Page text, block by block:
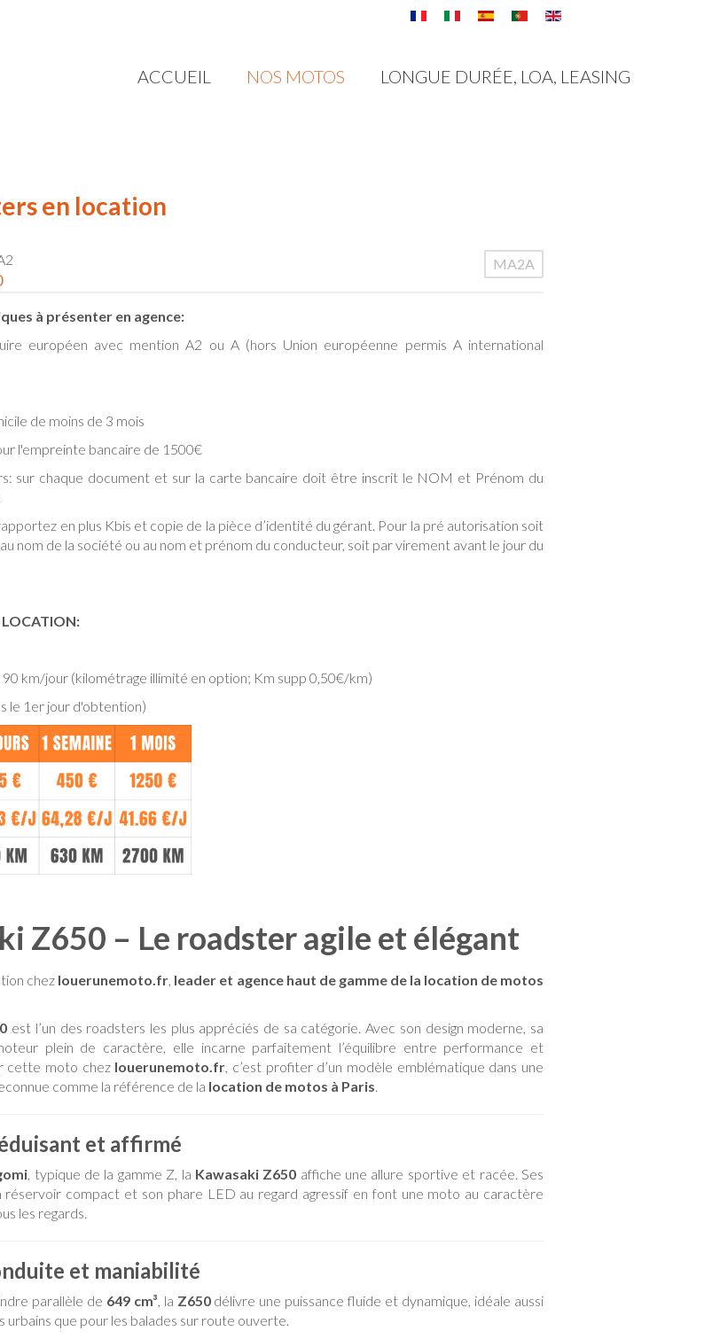
ACCUEIL NOS MOTOS LONGUE DURÉE, LOA, LEASING
en location
MA2A
à présenter en agence:
européen avec mention A2 ou A (hors Union européenne permis A international
de moins de 3 mois
l'empreinte bancaire de 1500€
sur chaque document et sur la carte bancaire doit être inscrit le NOM et Prénom du
en plus Kbis et copie de la pièce d’identité du gérant. Pour la pré autorisation soit
nom de la société ou au nom et prénom du conducteur, soit par virement avant le jour du
90 km/jour (kilométrage illimité en option; Km supp 0,50€/km)
le 1er jour d'obtention)
Z650 – Le roadster agile et élégant
chez louerunemoto.fr, leader et agence haut de gamme de la location de motos
est l’un des roadsters les plus appréciés de sa catégorie. Avec son design moderne, sa
plein de caractère, elle incarne parfaitement l’équilibre entre performance et
cette moto chez louerunemoto.fr, c’est profiter d’un modèle emblématique dans une
comme la référence de la location de motos à Paris.
et affirmé
, typique de la gamme Z, la Kawasaki Z650 affiche une allure sportive et racée. Ses
réservoir compact et son phare LED au regard agressif en font une moto au caractère
les regards.
et maniabilité
parallèle de 649 cm³, la Z650délivre une puissance fluide et dynamique, idéale aussi
urbains que pour les balades sur route ouverte.